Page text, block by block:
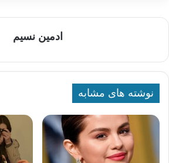
ادمین نسیم
نوشته های مشابه